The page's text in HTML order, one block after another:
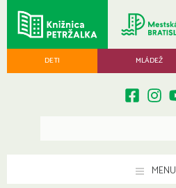
DETI MLÁDEŽ
MENU